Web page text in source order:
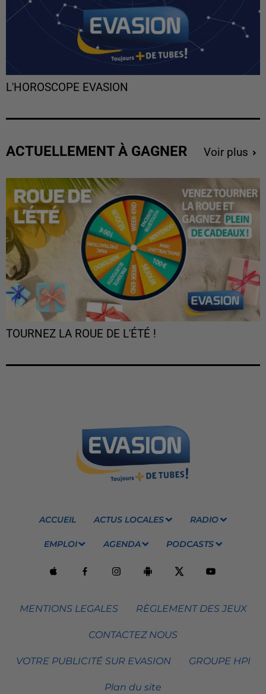
L'HOROSCOPE EVASION
ACTUELLEMENT À GAGNER Voir plus
TOURNEZ LA ROUE DE L'ÉTÉ !
ACCUEIL ACTUS LOCALES RADIO
EMPLOI AGENDA PODCASTS
MENTIONS LEGALES RÈGLEMENT DES JEUX
CONTACTEZ NOUS
VOTRE PUBLICITÉ SUR EVASION GROUPE HPI
Plan du site